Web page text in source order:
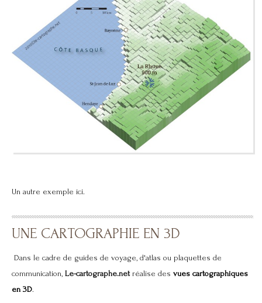
Un autre exemple ici.
UNE CARTOGRAPHIE EN 3D
Dans le cadre de guides de voyage, d'atlas ou plaquettes de
communication, Le-cartographe.netréalise des vues cartographiques
en 3D.